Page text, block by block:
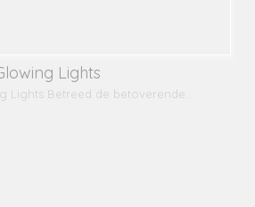
Lights
Lights Betreed de betoverende…